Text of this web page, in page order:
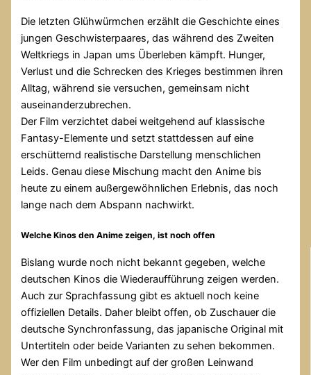
Die letzten Glühwürmchen erzählt die Geschichte eines
jungen Geschwisterpaares, das während des Zweiten
Weltkriegs in Japan ums Überleben kämpft. Hunger,
Verlust und die Schrecken des Krieges bestimmen ihren
Alltag, während sie versuchen, gemeinsam nicht
auseinanderzubrechen.
Der Film verzichtet dabei weitgehend auf klassische
Fantasy-Elemente und setzt stattdessen auf eine
erschütternd realistische Darstellung menschlichen
Leids. Genau diese Mischung macht den Anime bis
heute zu einem außergewöhnlichen Erlebnis, das noch
lange nach dem Abspann nachwirkt.
Welche Kinos den Anime zeigen, ist noch offen
Bislang wurde noch nicht bekannt gegeben, welche
deutschen Kinos die Wiederaufführung zeigen werden.
Auch zur Sprachfassung gibt es aktuell noch keine
offiziellen Details. Daher bleibt offen, ob Zuschauer die
deutsche Synchronfassung, das japanische Original mit
Untertiteln oder beide Varianten zu sehen bekommen.
Wer den Film unbedingt auf der großen Leinwand